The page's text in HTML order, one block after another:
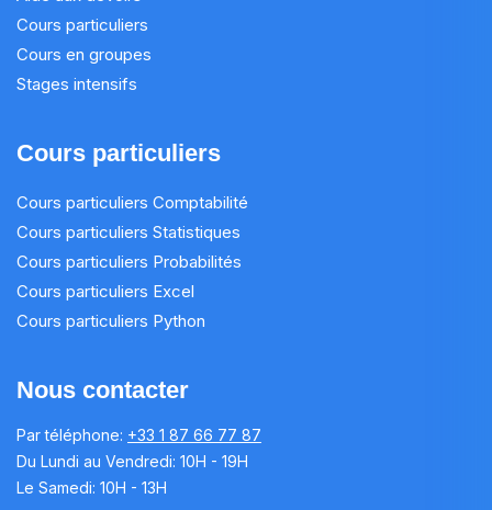
Cours particuliers
Cours en groupes
Stages intensifs
Cours particuliers
Cours particuliers Comptabilité
Cours particuliers Statistiques
Cours particuliers Probabilités
Cours particuliers Excel
Cours particuliers Python
Nous contacter
Par téléphone: +33 1 87 66 77 87
Du Lundi au Vendredi: 10H - 19H
Le Samedi: 10H - 13H